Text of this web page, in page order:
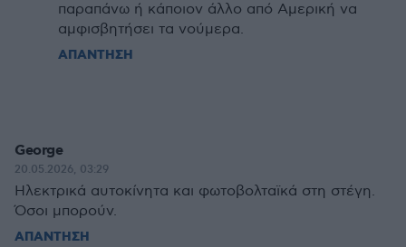
παραπάνω ή κάποιον άλλο από Αμερική να
αμφισβητήσει τα νούμερα.
ΑΠΑΝΤΗΣΗ
George
20.05.2026, 03:29
Ηλεκτρικά αυτοκίνητα και φωτοβολταϊκά στη στέγη.
Όσοι μπορούν.
ΑΠΑΝΤΗΣΗ